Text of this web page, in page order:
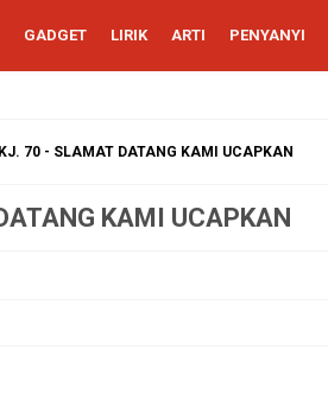
GADGET LIRIK ARTI PENYANYI
70 - SLAMAT DATANG KAMI UCAPKAN
KAMI UCAPKAN